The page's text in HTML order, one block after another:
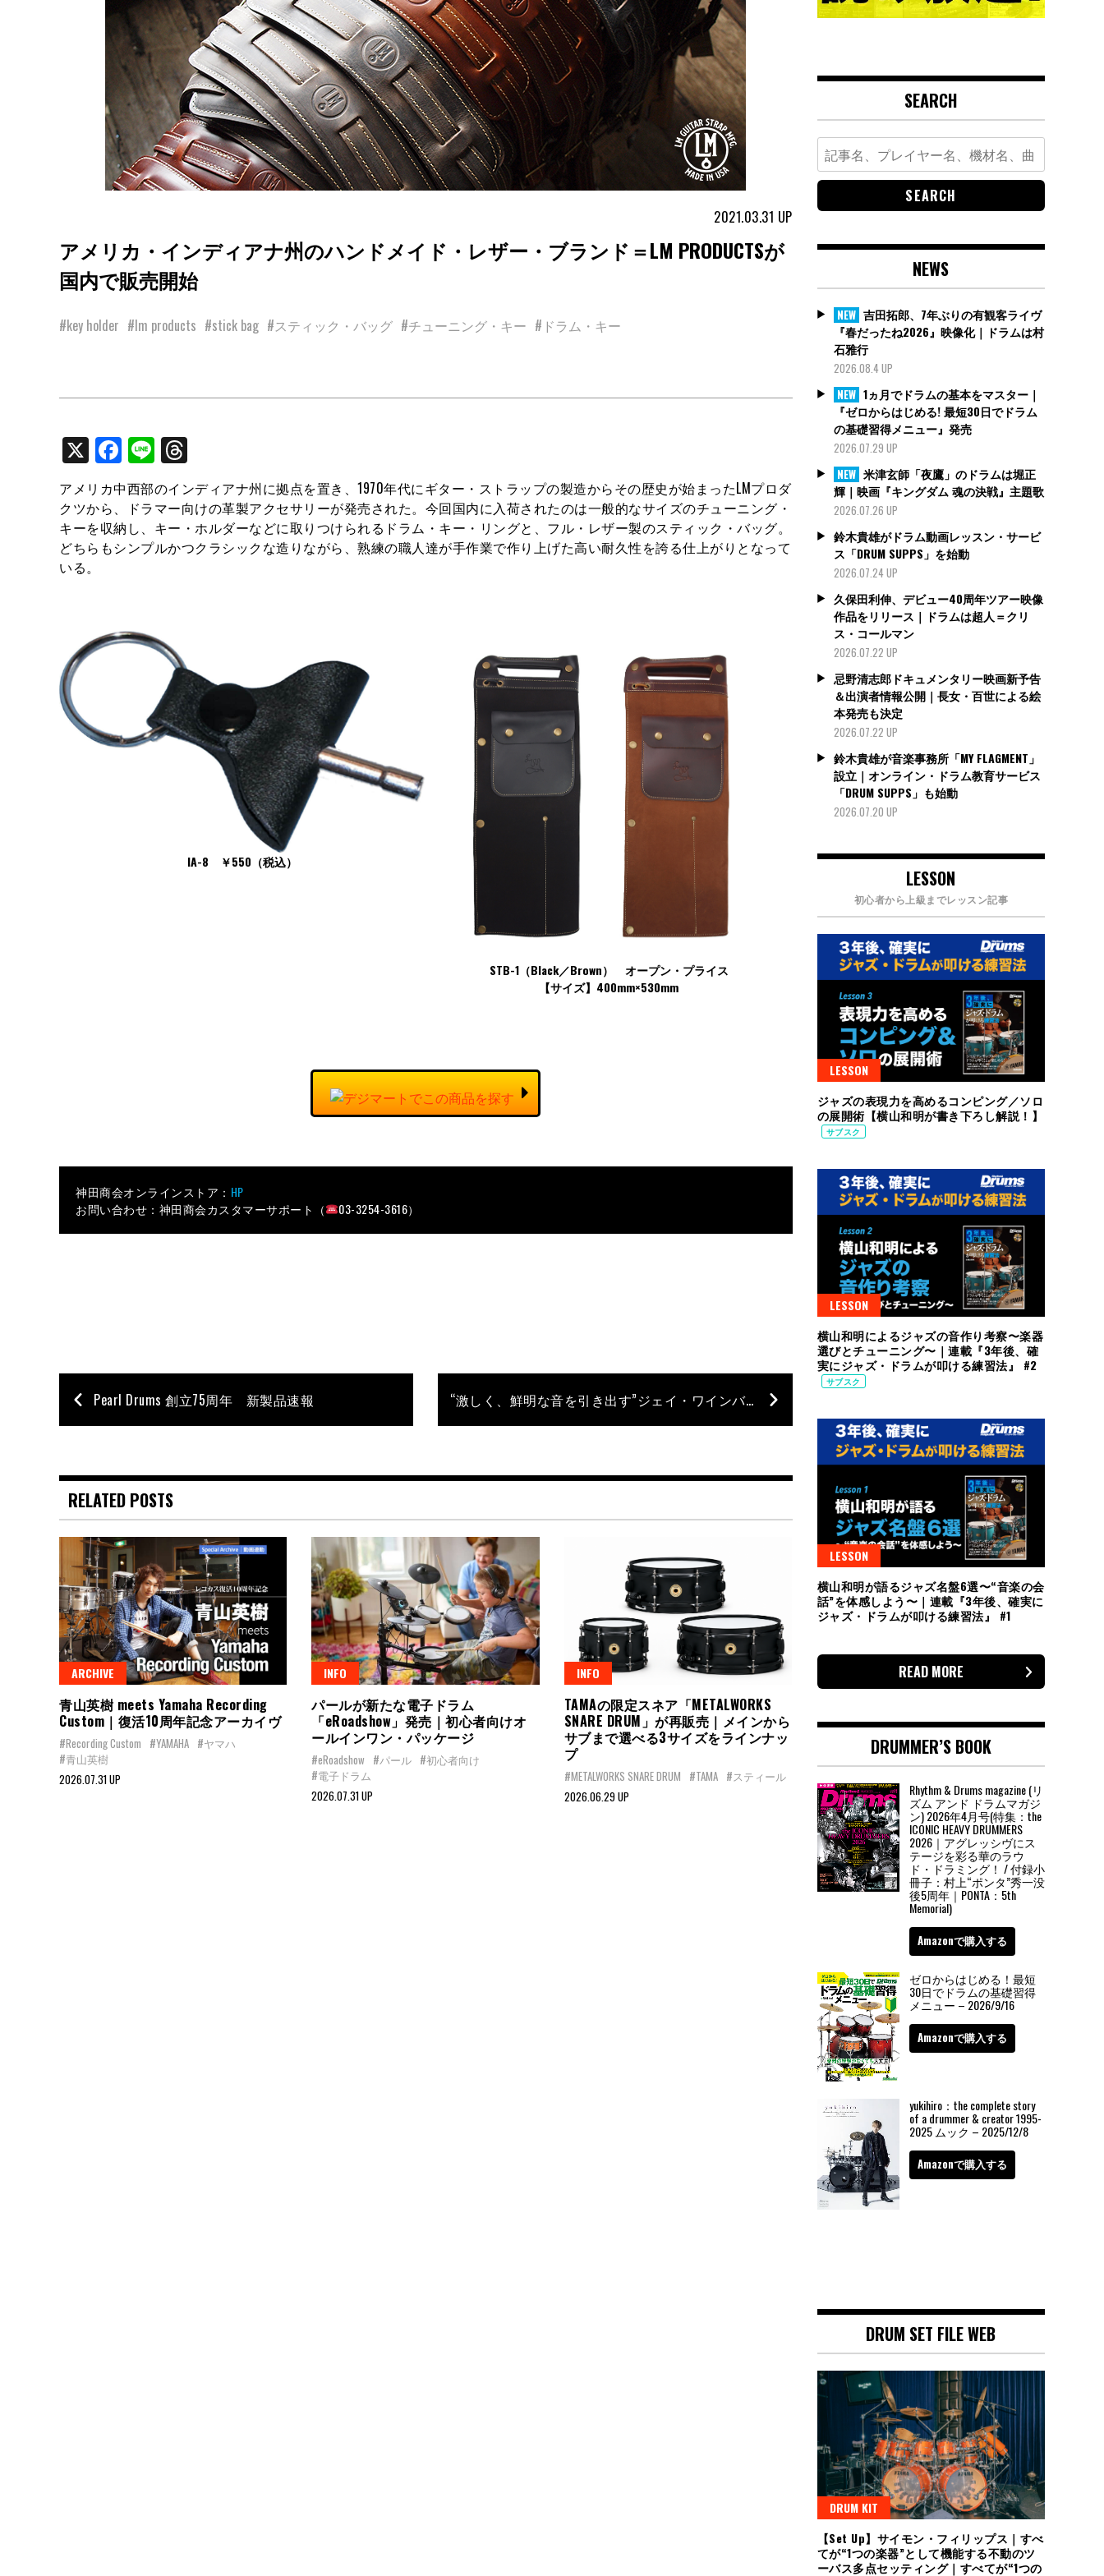
2021.03.31 UP
アメリカ・インディアナ州のハンドメイド・レザー・ブランド＝LM PRODUCTSが
国内で販売開始
#key holder #lm products #stick bag #スティック・バッグ #チューニング・キー #ドラム・キー
X Facebook
Line
アメリカ中西部のインディアナ州に拠点を置き、1970年代にギター・ストラップの製造からその歴史が始まったLMプロダ
クツから、ドラマー向けの革製アクセサリーが発売された。今回国内に入荷されたのは一般的なサイズのチューニング・
キーを収納し、キー・ホルダーなどに取りつけられるドラム・キー・リングと、フル・レザー製のスティック・バッグ。
どちらもシンプルかつクラシックな造りながら、熟練の職人達が手作業で作り上げた高い耐久性を誇る仕上がりとなって
いる。
IA-8 ￥550（税込）
STB-1（Black／Brown） オープン・プライス
【サイズ】400mm×530mm
神田商会オンラインストア： HP
お問い合わせ：神田商会カスタマーサポート（
03-3254-3616）
Pearl Drums 創立75周年 新製品速報 “激しく、鮮明な音を引き出す”ジェイ・ワインバーグのシグネチャー・スティック
RELATED POSTS
ARCHIVE
青山英樹 meets Yamaha Recording
Custom｜復活10周年記念アーカイヴ
#Recording Custom #YAMAHA #ヤマハ
#青山英樹
2026.07.31 UP
INFO
パールが新たな電子ドラム
「eRoadshow」発売｜初心者向けオ
ールインワン・パッケージ
#eRoadshow #パール #初心者向け
#電子ドラム
2026.07.31 UP
INFO
TAMAの限定スネア「METALWORKS
SNARE DRUM」が再販売｜メインから
サブまで選べる3サイズをラインナッ
プ
#METALWORKS SNARE DRUM #TAMA #スティール
2026.06.29 UP
SEARCH
Search
for:
NEWS
NEW 吉田拓郎、7年ぶりの有観客ライヴ
『春だったね2026』映像化｜ドラムは村
石雅行
2026.08.4 UP
NEW 1ヵ月でドラムの基本をマスター｜
『ゼロからはじめる! 最短30日でドラム
の基礎習得メニュー』発売
2026.07.29 UP
NEW 米津玄師「夜鷹」のドラムは堀正
輝｜映画『キングダム 魂の決戦』主題歌
2026.07.26 UP
鈴木貴雄がドラム動画レッスン・サービ
ス「DRUM SUPPS」を始動
2026.07.24 UP
久保田利伸、デビュー40周年ツアー映像
作品をリリース｜ドラムは超人＝クリ
ス・コールマン
2026.07.22 UP
忌野清志郎ドキュメンタリー映画新予告
＆出演者情報公開｜長女・百世による絵
本発売も決定
2026.07.22 UP
鈴木貴雄が音楽事務所「MY FLAGMENT」
設立｜オンライン・ドラム教育サービス
「DRUM SUPPS」も始動
2026.07.20 UP
LESSON
初心者から上級までレッスン記事
LESSON
ジャズの表現力を高めるコンピング／ソロ
の展開術【横山和明が書き下ろし解説！】
サブスク
LESSON
横山和明によるジャズの音作り考察〜楽器
選びとチューニング〜｜連載『3年後、確
実にジャズ・ドラムが叩ける練習法』 #2
サブスク
LESSON
横山和明が語るジャズ名盤6選〜“音楽の会
話”を体感しよう〜｜連載『3年後、確実に
ジャズ・ドラムが叩ける練習法』 #1
READ MORE
DRUMMER’S BOOK
Rhythm & Drums magazine (リ
ズム アンド ドラムマガジ
ン) 2026年4月号(特集：the
ICONIC HEAVY DRUMMERS
2026｜アグレッシヴにス
テージを彩る華のラウ
ド・ドラミング！ / 付録小
冊子：村上“ポンタ”秀一没
後5周年｜PONTA：5th
Memorial)
Amazonで購入する
ゼロからはじめる！最短
30日でドラムの基礎習得
メニュー – 2026/9/16
Amazonで購入する
yukihiro：the complete story
of a drummer & creator 1995-
2025 ムック – 2025/12/8
Amazonで購入する
DRUM SET FILE WEB
DRUM KIT
【Set Up】サイモン・フィリップス｜すべ
てが“1つの楽器”として機能する不動のツ
ーバス多点セッティング｜すべてが“1つの